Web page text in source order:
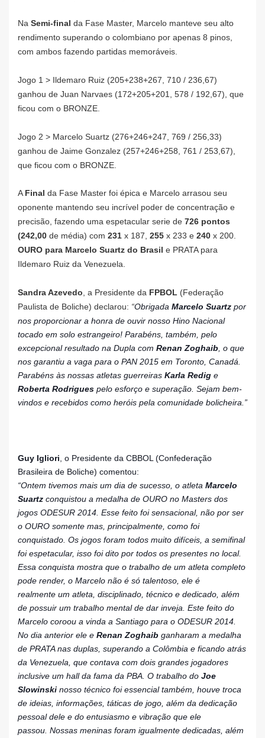
Na Semi-final da Fase Master, Marcelo manteve seu alto
rendimento superando o colombiano por apenas 8 pinos,
com ambos fazendo partidas memoráveis.
Jogo 1 > Ildemaro Ruiz (205+238+267, 710 / 236,67)
ganhou de Juan Narvaes (172+205+201, 578 / 192,67), que
ficou com o BRONZE.
Jogo 2 > Marcelo Suartz (276+246+247, 769 / 256,33)
ganhou de Jaime Gonzalez (257+246+258, 761 / 253,67),
que ficou com o BRONZE.
AFinal da Fase Master foi épica e Marcelo arrasou seu
oponente mantendo seu incrível poder de concentração e
precisão, fazendo uma espetacular serie de 726 pontos
(242,00 de média) com 231 x 187, 255 x 233 e 240 x 200.
OURO para Marcelo Suartz do Brasil e PRATA para
Ildemaro Ruiz da Venezuela.
Sandra Azevedo , a Presidente da FPBOL (Federação
Paulista de Boliche) declarou: “Obrigada Marcelo Suartz por
nos proporcionar a honra de ouvir nosso Hino Nacional
tocado em solo estrangeiro! Parabéns, também, pelo
excepcional resultado na Dupla com Renan Zoghaib , o que
nos garantiu a vaga para o PAN 2015 em Toronto, Canadá.
Parabéns às nossas atletas guerreiras Karla Redig e
Roberta Rodrigues pelo esforço e superação. Sejam bem-
vindos e recebidos como heróis pela comunidade bolicheira.”
Guy Igliori , o Presidente da CBBOL (Confederação
Brasileira de Boliche) comentou:
“Ontem tivemos mais um dia de sucesso, o atleta Marcelo
Suartz conquistou a medalha de OURO no Masters dos
jogos ODESUR 2014. Esse feito foi sensacional, não por ser
o OURO somente mas, principalmente, como foi
conquistado. Os jogos foram todos muito difíceis, a semifinal
foi espetacular, isso foi dito por todos os presentes no local.
Essa conquista mostra que o trabalho de um atleta completo
pode render, o Marcelo não é só talentoso, ele é
realmente um atleta, disciplinado, técnico e dedicado, além
de possuir um trabalho mental de dar inveja. Este feito do
Marcelo coroou a vinda a Santiago para o ODESUR 2014.
No dia anterior ele e Renan Zoghaib ganharam a medalha
de PRATA nas duplas, superando a Colômbia e ficando atrás
da Venezuela, que contava com dois grandes jogadores
inclusive um hall da fama da PBA. O trabalho do Joe
Slowinski nosso técnico foi essencial também, houve troca
de ideias, informações, táticas de jogo, além da dedicação
pessoal dele e do entusiasmo e vibração que ele
passou. Nossas meninas foram igualmente dedicadas, além